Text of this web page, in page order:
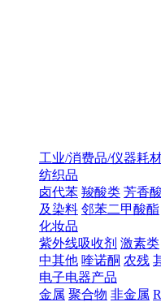
工业/消费品/仪器耗
纺织品
卤代苯 羧酸类 芳香酸
及染料 邻苯二甲酸酯
化妆品
紫外线吸收剂 激素类
中其他 喹诺酮 农残
电子电器产品
金属 聚合物 非金属